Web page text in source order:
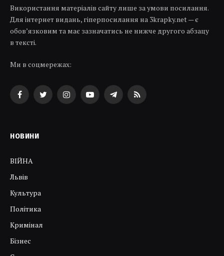
Використання матеріалів сайту лише за умови посилання.
Для інтернет видань, гіперпосилання на 3krapky.net — є
обов’язковим та має зазначатись не нижче другого абзацу
в тексті.
Ми в соцмережах:
FacebookTwitterInstagramYouTubeTelegramRSS
НОВИНИ
ВІЙНА
Львів
Культура
Політика
Кримінал
Бізнес